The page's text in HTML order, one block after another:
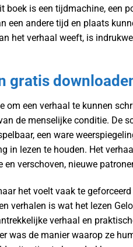
boek is een tijdmachine, een
een andere tijd en plaats
het verhaal weeft, is
gratis
om een verhaal te kunnen
de menselijke conditie. De
een ware
in lezen te houden. Het
verschoven, nieuwe
het voelt vaak te
verhalen is wat het lezen
verhaal en
was de manier waarop ze